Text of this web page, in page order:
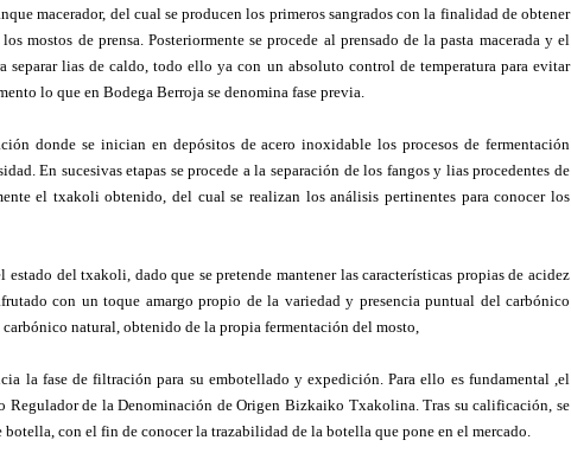
macerador, del cual se producen los primeros sangrados con la finalidad de obtener
mostos de prensa. Posteriormente se procede al prensado de la pasta macerada y el
separar lias de caldo, todo ello ya con un absoluto control de temperatura para evitar
lo que en Bodega Berroja se denomina fase previa.
donde se inician en depósitos de acero inoxidable los procesos de fermentación
En sucesivas etapas se procede a la separación de los fangos y lias procedentes de
el txakoli obtenido, del cual se realizan los análisis pertinentes para conocer los
del txakoli, dado que se pretende mantener las características propias de acidez
con un toque amargo propio de la variedad y presencia puntual del carbónico
natural, obtenido de la propia fermentación del mosto,
la fase de filtración para su embotellado y expedición. Para ello es fundamental ,el
Regulador de la Denominación de Origen Bizkaiko Txakolina. Tras su calificación, se
con el fin de conocer la trazabilidad de la botella que pone en el mercado.